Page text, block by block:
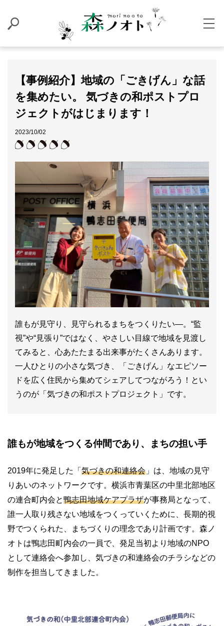
【事例紹介】地域の「ごきげん」な話
を集めたい。 気づきの和ポストプロ
ジェクトがはじまります！
2023/10/02
誰もが見守り、見守られるまちをつくりたい—。“監
視”や“見張り”ではなく、やさしい目線で地域を見渡し
てみると、心あたたまる出来事がたくさんあります。
一人ひとりの小さな気づき、「ごきげん」なエピソー
ドを広く住民から集めてシェアしてつながろう！とい
うのが「気づきの和ポストプロジェクト」です。
誰もが地域をつくる仲間であり、まちの担い手
2019年に発足した「 気づきの和連絡会 」は、地域の見守
りあいのネットワークです。横浜市青葉区の中里北部地区
の連合町内会と鴨志田地域ケアプラザが事務局となって、
誰一人取り残さない地域をつくっていくために、長期的視
野でつくられた、まちづくりの理念であり計画です。森ノ
オトは鴨志田町内会の一員で、発足当初より地域のNPO
として連絡会へ参加し、気づきの和連絡会のチラシなどの
制作を担当してきました。